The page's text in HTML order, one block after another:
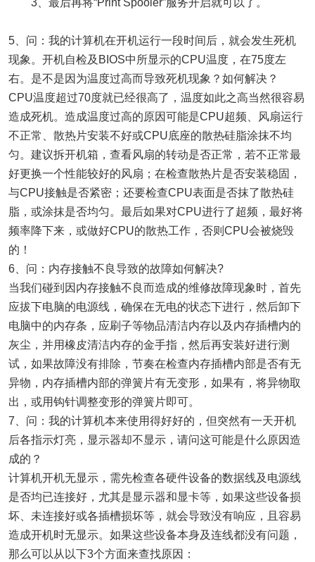
3、最后再将“Print Spooler”服务开启就可以了。
5、问：我的计算机在开机运行一段时间后，就会发生死机
现象。开机自检及BIOS中所显示的CPU温度，在75度左
右。是不是因为温度过高而导致死机现象？如何解决？
CPU温度超过70度就已经很高了，温度如此之高当然很容易
造成死机。造成温度过高的原因可能是CPU超频、风扇运行
不正常、散热片安装不好或CPU底座的散热硅脂涂抹不均
匀。建议拆开机箱，查看风扇的转动是否正常，若不正常最
好更换一个性能较好的风扇；在检查散热片是否安装稳固，
与CPU接触是否紧密；还要检查CPU表面是否抹了散热硅
脂，或涂抹是否均匀。最后如果对CPU进行了超频，最好将
频率降下来，或做好CPU的散热工作，否则CPU会被烧毁
的！
6、问：内存接触不良导致的故障如何解决?
当我们碰到因内存接触不良而造成的维修故障现象时，首先
应拔下电脑的电源线，确保在无电的状态下进行，然后卸下
电脑中的内存条，应刷子等物品清洁内存以及内存插槽内的
灰尘，并用橡皮清洁内存的金手指，然后再安装好进行测
试，如果故障没有排除，节奏在检查内存插槽内部是否有无
异物，内存插槽内部的弹簧片有无变形，如果有，将异物取
出，或用钩针调整变形的弹簧片即可。
7、问：我的计算机本来使用得好好的，但突然有一天开机
后各指示灯亮，显示器却不显示，请问这可能是什么原因造
成的？
计算机开机无显示，需先检查各硬件设备的数据线及电源线
是否均已连接好，尤其是显示器和显卡等，如果这些设备损
坏、未连接好或各插槽损坏等，就会导致没有响应，且容易
造成开机时无显示。如果这些设备本身及连线都没有问题，
那么可以从以下3个方面来查找原因：